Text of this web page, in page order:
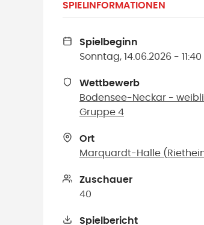
SPIELINFORMATIONEN
Spielbeginn
Sonntag, 14.06.2026 - 11:40
Wettbewerb
Bodensee-Neckar -
Gruppe 4
Ort
Marquardt-Halle (
Zuschauer
40
Spielbericht